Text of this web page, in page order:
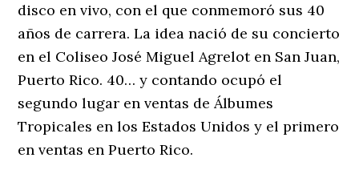
disco en vivo, con el que conmemoró sus 40
años de carrera. La idea nació de su concierto
en el Coliseo José Miguel Agrelot en San Juan,
Puerto Rico. 40… y contando ocupó el
segundo lugar en ventas de Álbumes
Tropicales en los Estados Unidos y el primero
en ventas en Puerto Rico.